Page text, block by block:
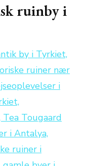
ruinby i